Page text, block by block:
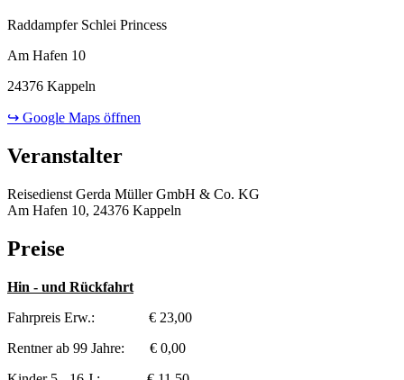
Raddampfer Schlei Princess
Am Hafen 10
24376 Kappeln
↪ Google Maps öffnen
Veranstalter
Reisedienst Gerda Müller GmbH & Co. KG
Am Hafen 10, 24376 Kappeln
Preise
Hin - und Rückfahrt
Fahrpreis Erw.: € 23,00
Rentner ab 99 Jahre: € 0,00